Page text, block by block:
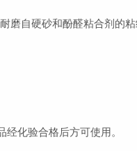
磨自硬砂和酚醛粘合剂的
化验合格后方可使用。